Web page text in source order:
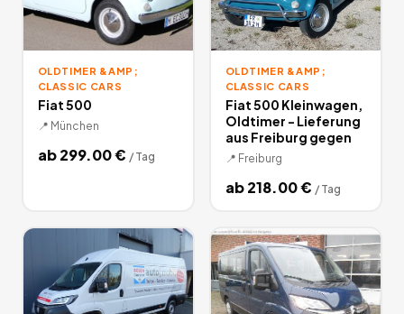
OLDTIMER &AMP;
CLASSIC CARS
Fiat 500
📍 München
ab299.00€ / Tag
OLDTIMER &AMP;
CLASSIC CARS
Fiat 500 Kleinwagen,
Oldtimer - Lieferung
aus Freiburg gegen
📍 Freiburg
ab218.00€ / Tag